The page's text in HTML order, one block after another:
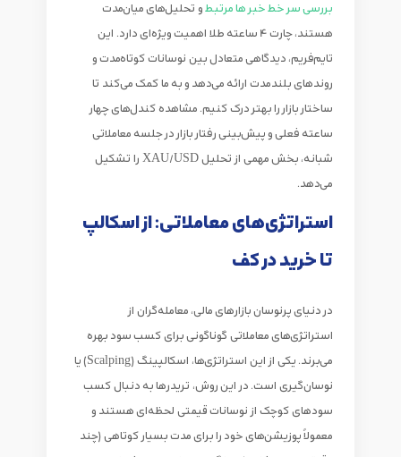
بررسی سر خط خبر ها مرتبطو تحلیل‌های میان‌مدت
هستند،چارت 4 ساعته طلا
اهمیت ویژه‌ای دارد. این
تایم‌فریم، دیدگاهی متعادل بین نوسانات کوتاه‌مدت و
روندهای بلندمدت ارائه می‌دهد و به ما کمک می‌کند تا
ساختار بازار را بهتر درک کنیم. مشاهده کندل‌های چهار
ساعته فعلی و پیش‌بینی رفتار بازار در جلسه معاملاتی
شبانه، بخش مهمی از تحلیل XAU/USD
را تشکیل
می‌دهد.
استراتژی‌های معاملاتی: از اسکالپ
تا خرید در کف
در دنیای پرنوسان بازارهای مالی، معامله‌گران از
استراتژی‌های معاملاتی گوناگونی برای کسب سود بهره
می‌برند. یکی از این استراتژی‌ها، اسکالپینگ(Scalping) یا
نوسان‌گیری است. در این روش، تریدرها به دنبال کسب
سودهای کوچک از نوسانات قیمتی لحظه‌ای هستند و
معمولاً پوزیشن‌های خود را برای مدت بسیار کوتاهی (چند